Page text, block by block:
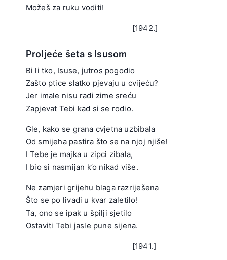
Možeš za ruku voditi!
[1942.]
Proljeće šeta s Isusom
Bi li tko, Isuse, jutros pogodio
Zašto ptice slatko pjevaju u cvijeću?
Jer imale nisu radi zime sreću
Zapjevat Tebi kad si se rodio.
Gle, kako se grana cvjetna uzbibala
Od smijeha pastira što se na njoj njiše!
I Tebe je majka u zipci zibala,
I bio si nasmijan k’o nikad više.
Ne zamjeri grijehu blaga razriješena
Što se po livadi u kvar zaletilo!
Ta, ono se ipak u špilji sjetilo
Ostaviti Tebi jasle pune sijena.
[1941.]